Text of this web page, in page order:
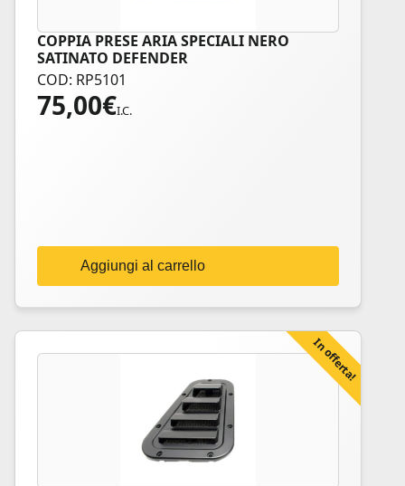
COPPIA PRESE ARIA SPECIALI NERO
SATINATO DEFENDER
COD: RP5101
75,00€I.C.
Aggiungi al carrello
In offerta!